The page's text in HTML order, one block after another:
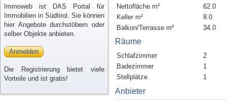
Immoweb ist DAS Portal für
Immobilien in Südtirol. Sie können
hier Angebote durchstöbern oder
selber Objekte anbieten.
Anmelden
Die Registrierung bietet viele
Vorteile und ist gratis!
Nettofläche m²
62.0
Keller m²
8.0
Balkon/Terrasse m²
34.0
Räume
Schlafzimmer
2
Badezimmer
1
Stellplätze
1
Anbieter